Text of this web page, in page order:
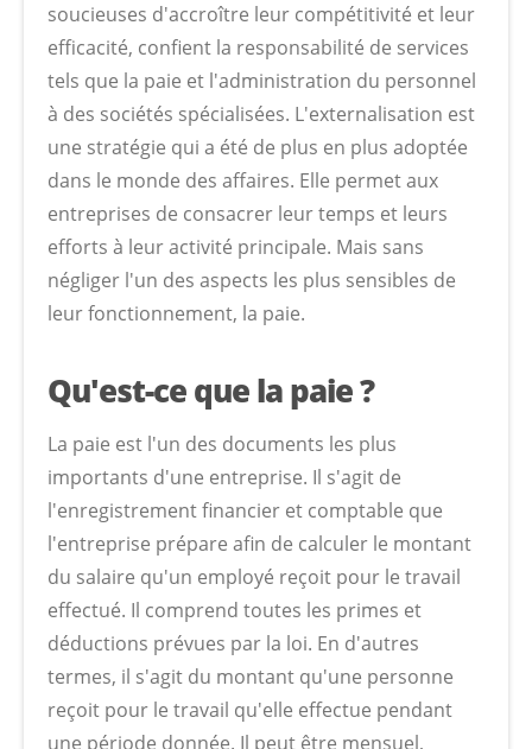
soucieuses d'accroître leur compétitivité et leur
efficacité, confient la responsabilité de services
tels que la paie et l'administration du personnel
à des sociétés spécialisées. L'externalisation est
une stratégie qui a été de plus en plus adoptée
dans le monde des affaires. Elle permet aux
entreprises de consacrer leur temps et leurs
efforts à leur activité principale. Mais sans
négliger l'un des aspects les plus sensibles de
leur fonctionnement, la paie.
Qu'est-ce que la paie ?
La paie est l'un des documents les plus
importants d'une entreprise. Il s'agit de
l'enregistrement financier et comptable que
l'entreprise prépare afin de calculer le montant
du salaire qu'un employé reçoit pour le travail
effectué. Il comprend toutes les primes et
déductions prévues par la loi. En d'autres
termes, il s'agit du montant qu'une personne
reçoit pour le travail qu'elle effectue pendant
une période donnée. Il peut être mensuel,